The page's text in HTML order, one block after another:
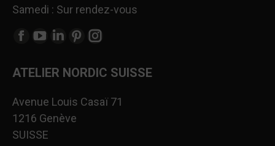
Samedi : Sur rendez-vous
Trouvez nous sur :
La
Facebook
dans
une
nouvelle
La
YouTube
dans
une
nouvelle
La
LinkedIn
dans
une
La
Pinterest
dans
La
Instagram
dans
ATELIER NORDIC SUISSE
Avenue Louis Casaï 71
1216 Genève
SUISSE